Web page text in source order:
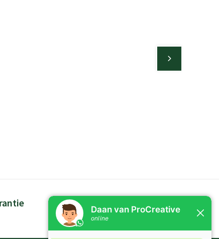
Kennis in producten